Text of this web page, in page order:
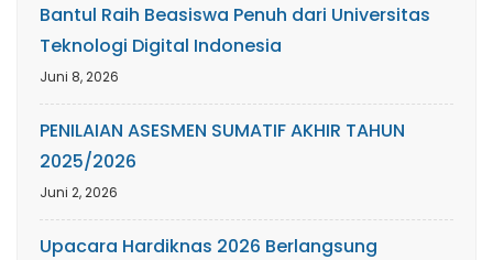
Bantul Raih Beasiswa Penuh dari Universitas
Teknologi Digital Indonesia
Juni 8, 2026
PENILAIAN ASESMEN SUMATIF AKHIR TAHUN
2025/2026
Juni 2, 2026
Upacara Hardiknas 2026 Berlangsung